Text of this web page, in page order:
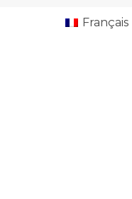
Français